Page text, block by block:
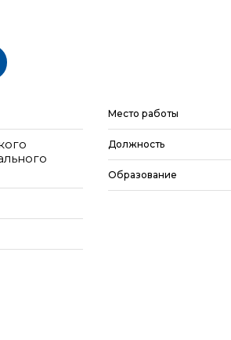
Место работы
Должность
Образование